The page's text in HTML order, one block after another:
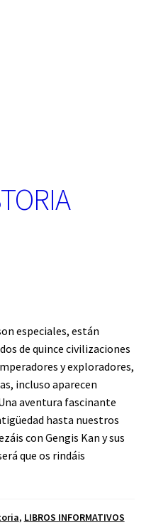
especiales, están
de quince civilizaciones
y exploradores,
incluso aparecen
aventura fascinante
hasta nuestros
con Gengis Kan y sus
que os rindáis
, LIBROS INFORMATIVOS